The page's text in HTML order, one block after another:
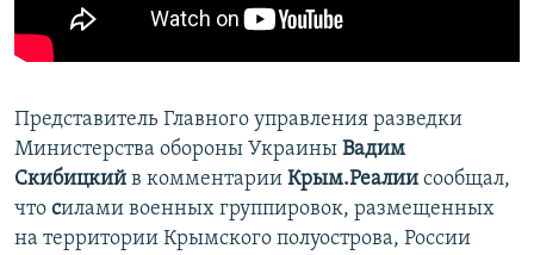
Представитель Главного управления разведки
Министерства обороны Украины Вадим
Скибицкий в комментарии Крым.Реалии сообщал,
что силами военных группировок, размещенных
на территории Крымского полуострова, России